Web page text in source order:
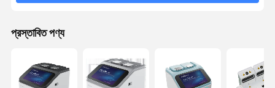
প্রস্তাবিত পণ্য